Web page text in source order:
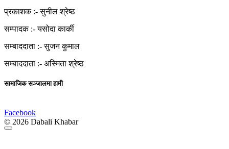
प्रकाशक :-सुनील श्रेष्ठ
सम्पादक :-यसोदा कार्की
सम्बाददाता :-सुजन कुमाल
सम्बाददाता :- अस्मिता श्रेष्ठ
सामाजिक सञ्जालमा हामी
Facebook
© 2026 Dabali Khabar